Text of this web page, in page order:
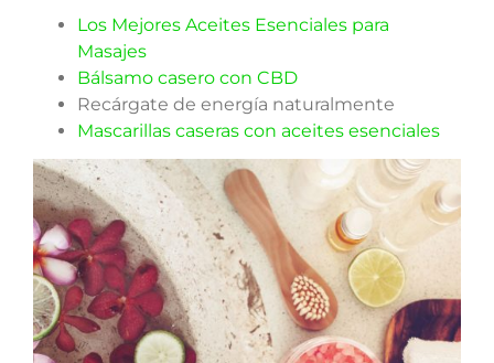
Los Mejores Aceites Esenciales para
Masajes
Bálsamo casero con CBD
Recárgate de energía naturalmente
Mascarillas caseras con aceites esenciales